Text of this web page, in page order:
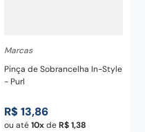
Marcas
Pinça de Sobrancelha In-Style
- Purl
R$ 13,86
ou até10 deR$ 1,38